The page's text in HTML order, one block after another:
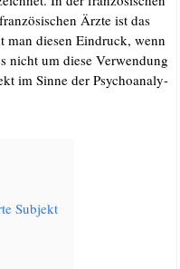
Ärz­te ist das
man die­sen Ein­druck, wenn
nicht um die­se Ver­wen­dung
im Sin­ne der Psy­cho­ana­ly­
Subjekt